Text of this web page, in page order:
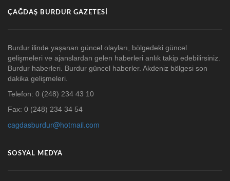
ÇAĞDAŞ BURDUR GAZETESI
Burdur ilinde yaşanan güncel olayları, bölgedeki güncel
gelişmeleri ve ajanslardan gelen haberleri anlık takip edebilirsiniz.
Burdur haberleri. Burdur güncel haberler. Akdeniz bölgesi son
dakika gelişmeleri.
Telefon: 0 (248) 234 43 10
Fax: 0 (248) 234 34 54
cagdasburdur@hotmail.com
SOSYAL MEDYA